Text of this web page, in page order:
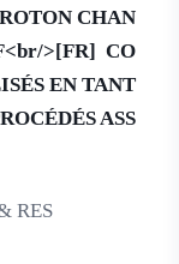
CHAN
>[FR] CO
EN TANT
ASS
RES